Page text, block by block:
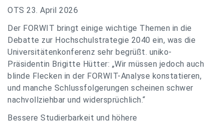
OTS 23. April 2026
Der FORWIT bringt einige wichtige Themen in die
Debatte zur Hochschulstrategie 2040 ein, was die
Universitätenkonferenz sehr begrüßt. uniko-
Präsidentin Brigitte Hütter: „Wir müssen jedoch auch
blinde Flecken in der FORWIT-Analyse konstatieren,
und manche Schlussfolgerungen scheinen schwer
nachvollziehbar und widersprüchlich.“
Bessere Studierbarkeit und höhere